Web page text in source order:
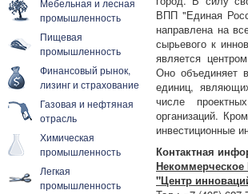
Мебельная и лесная
промышленность
Пищевая
промышленность
Финансовый рынок,
лизинг и страхование
Газовая и нефтяная
отрасль
Химическая
промышленность
Легкая
промышленность
ВПП "Единая
направлена на
сырьевого к
является
Оно объединяет
единиц,
числе
организаций.
инвестиционные
Контактная
Некоммерческое
"Центр